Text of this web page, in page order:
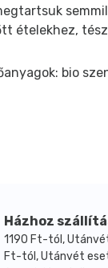
ételekhez,
bio
Házhoz
1190 Ft-tól,
Ft-tól, Utánvét